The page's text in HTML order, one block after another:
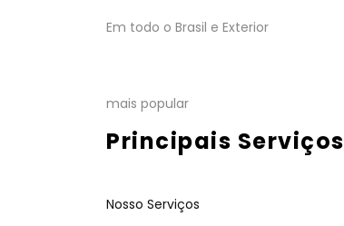
Em todo o Brasil e Exterior
mais popular
Principais Serviços
Nosso Serviços